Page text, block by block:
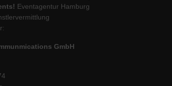
Eventagentur Hamburg
GmbH